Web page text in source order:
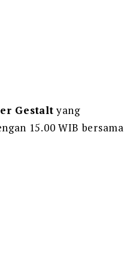
Gestaltyang
15.00 WIB bersama